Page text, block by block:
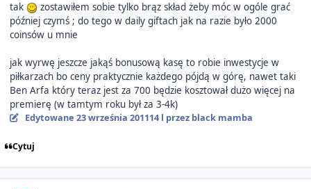
tak
zostawiłem sobie tylko brąz skład żeby móc w ogóle grać
później czymś ; do tego w daily giftach jak na razie było 2000
coinsów u mnie
jak wyrwę jeszcze jakąś bonusową kasę to robie inwestycje w
piłkarzach bo ceny praktycznie każdego pójdą w górę, nawet taki
Ben Arfa który teraz jest za 700 będzie kosztował dużo więcej na
premierę (w tamtym roku był za 3-4k)
Edytowane 23 września 201114 l przez black mamba
Cytuj